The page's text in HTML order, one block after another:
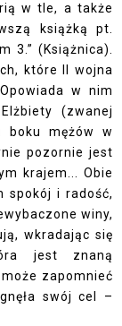
w tle, a także
książką pt.
3.” (Książnica).
które II wojna
w nim
(zwanej
boku mężów w
pozornie jest
krajem... Obie
spokój i radość,
winy,
wkradając się
jest znaną
zapomnieć
swój cel –